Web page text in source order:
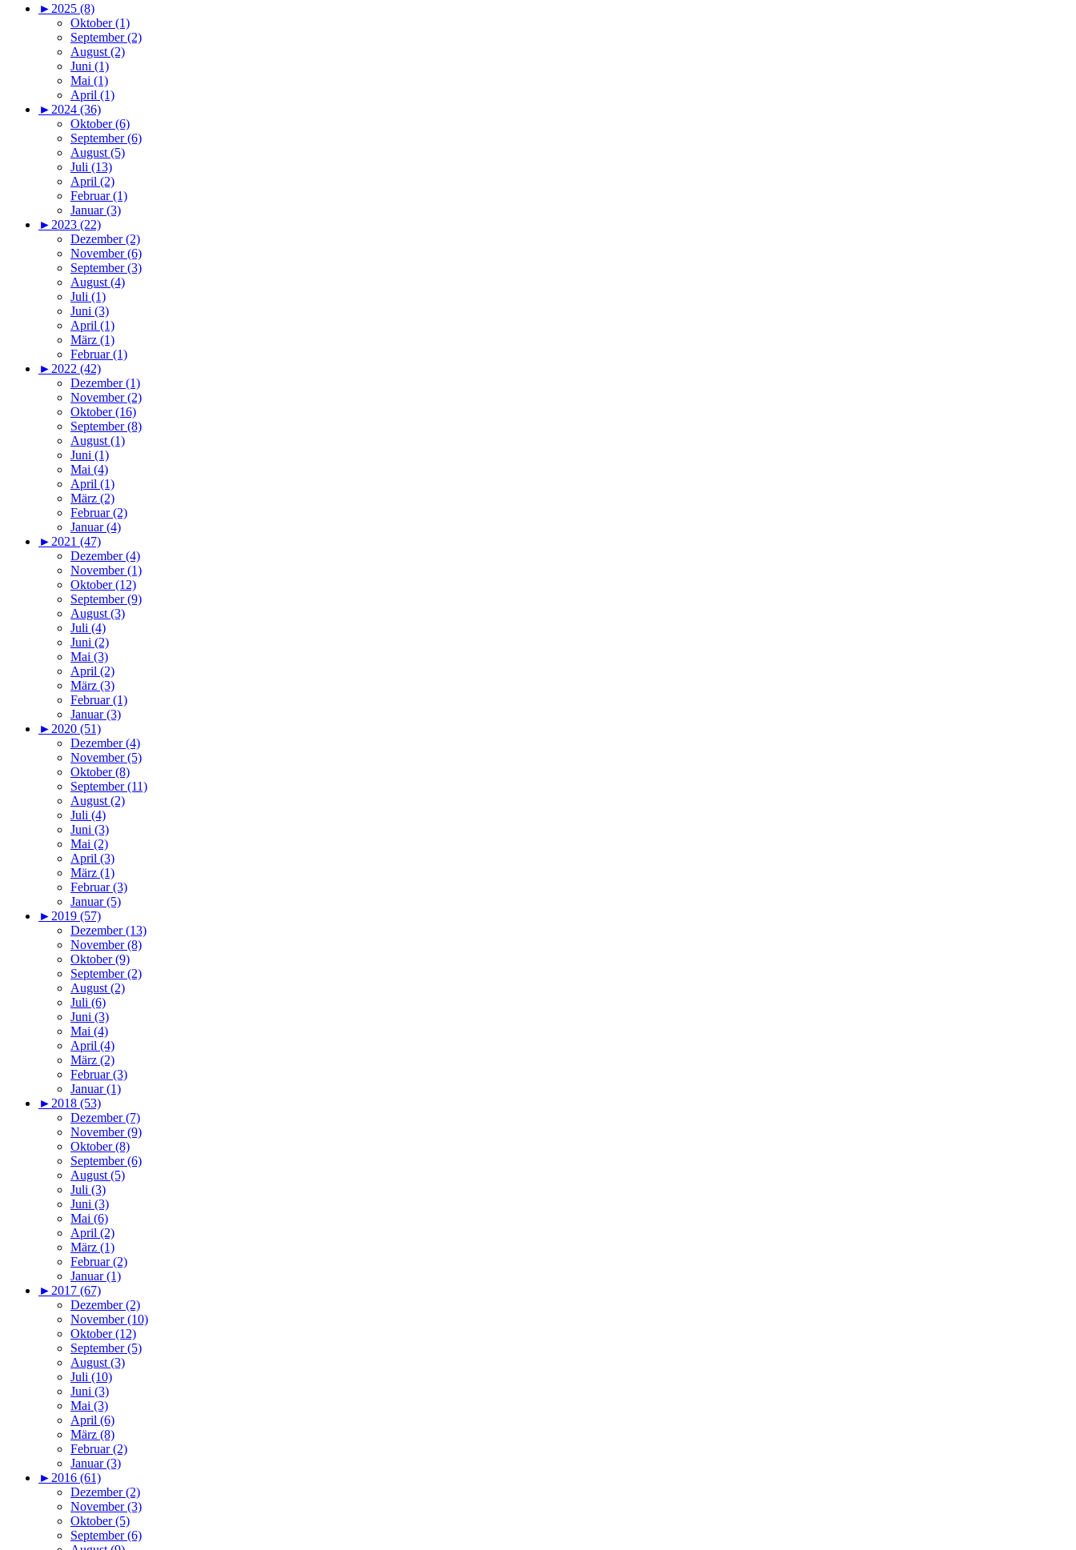
► 2025 (8)
Oktober (1)
September (2)
August (2)
Juni (1)
Mai (1)
April (1)
► 2024 (36)
Oktober (6)
September (6)
August (5)
Juli (13)
April (2)
Februar (1)
Januar (3)
► 2023 (22)
Dezember (2)
November (6)
September (3)
August (4)
Juli (1)
Juni (3)
April (1)
März (1)
Februar (1)
► 2022 (42)
Dezember (1)
November (2)
Oktober (16)
September (8)
August (1)
Juni (1)
Mai (4)
April (1)
März (2)
Februar (2)
Januar (4)
► 2021 (47)
Dezember (4)
November (1)
Oktober (12)
September (9)
August (3)
Juli (4)
Juni (2)
Mai (3)
April (2)
März (3)
Februar (1)
Januar (3)
► 2020 (51)
Dezember (4)
November (5)
Oktober (8)
September (11)
August (2)
Juli (4)
Juni (3)
Mai (2)
April (3)
März (1)
Februar (3)
Januar (5)
► 2019 (57)
Dezember (13)
November (8)
Oktober (9)
September (2)
August (2)
Juli (6)
Juni (3)
Mai (4)
April (4)
März (2)
Februar (3)
Januar (1)
► 2018 (53)
Dezember (7)
November (9)
Oktober (8)
September (6)
August (5)
Juli (3)
Juni (3)
Mai (6)
April (2)
März (1)
Februar (2)
Januar (1)
► 2017 (67)
Dezember (2)
November (10)
Oktober (12)
September (5)
August (3)
Juli (10)
Juni (3)
Mai (3)
April (6)
März (8)
Februar (2)
Januar (3)
► 2016 (61)
Dezember (2)
November (3)
Oktober (5)
September (6)